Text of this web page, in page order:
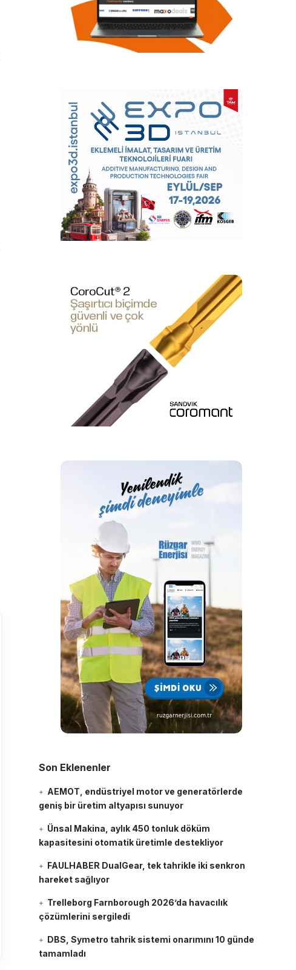
Son Eklenenler
AEMOT, endüstriyel motor ve generatörlerde
geniş bir üretim altyapısı sunuyor
Ünsal Makina, aylık 450 tonluk döküm
kapasitesini otomatik üretimle destekliyor
FAULHABER DualGear, tek tahrikle iki senkron
hareket sağlıyor
Trelleborg Farnborough 2026’da havacılık
çözümlerini sergiledi
DBS, Symetro tahrik sistemi onarımını 10 günde
tamamladı